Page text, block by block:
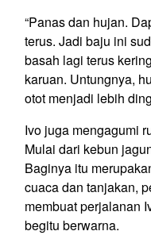
“Panas dan hujan.
terus. Jadi baju ini
basah lagi terus
karuan. Untungnya,
otot menjadi lebih
Ivo juga mengagumi
Mulai dari kebun
Baginya itu
cuaca dan tanjakan,
membuat perjalanan
begitu berwarna.